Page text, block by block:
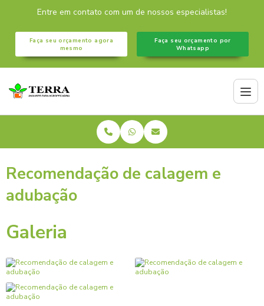
Entre em contato com um de nossos especialistas!
Faça seu orçamento agora
mesmo
Faça seu orçamento por
Whatsapp
Recomendação de calagem e
adubação
Galeria